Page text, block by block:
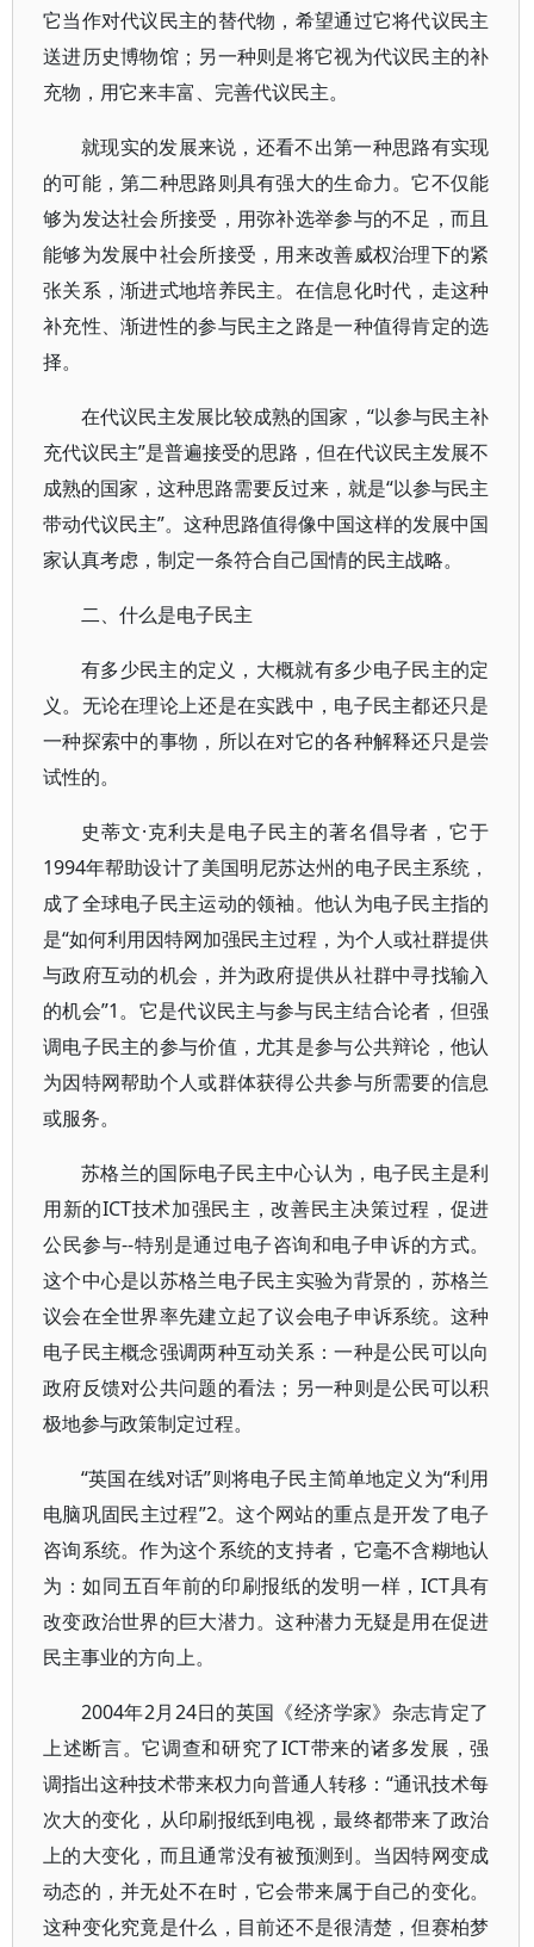
它当作对代议民主的替代物，希望通过它将代议民主
送进历史博物馆；另一种则是将它视为代议民主的补
充物，用它来丰富、完善代议民主。
就现实的发展来说，还看不出第一种思路有实现
的可能，第二种思路则具有强大的生命力。它不仅能
够为发达社会所接受，用弥补选举参与的不足，而且
能够为发展中社会所接受，用来改善威权治理下的紧
张关系，渐进式地培养民主。在信息化时代，走这种
补充性、渐进性的参与民主之路是一种值得肯定的选
择。
在代议民主发展比较成熟的国家，“以参与民主补
充代议民主”是普遍接受的思路，但在代议民主发展不
成熟的国家，这种思路需要反过来，就是“以参与民主
带动代议民主”。这种思路值得像中国这样的发展中国
家认真考虑，制定一条符合自己国情的民主战略。
二、什么是电子民主
有多少民主的定义，大概就有多少电子民主的定
义。无论在理论上还是在实践中，电子民主都还只是
一种探索中的事物，所以在对它的各种解释还只是尝
试性的。
史蒂文·克利夫是电子民主的著名倡导者，它于
1994年帮助设计了美国明尼苏达州的电子民主系统，
成了全球电子民主运动的领袖。他认为电子民主指的
是“如何利用因特网加强民主过程，为个人或社群提供
与政府互动的机会，并为政府提供从社群中寻找输入
的机会”1。它是代议民主与参与民主结合论者，但强
调电子民主的参与价值，尤其是参与公共辩论，他认
为因特网帮助个人或群体获得公共参与所需要的信息
或服务。
苏格兰的国际电子民主中心认为，电子民主是利
用新的ICT技术加强民主，改善民主决策过程，促进
公民参与--特别是通过电子咨询和电子申诉的方式。
这个中心是以苏格兰电子民主实验为背景的，苏格兰
议会在全世界率先建立起了议会电子申诉系统。这种
电子民主概念强调两种互动关系：一种是公民可以向
政府反馈对公共问题的看法；另一种则是公民可以积
极地参与政策制定过程。
“英国在线对话”则将电子民主简单地定义为“利用
电脑巩固民主过程”2。这个网站的重点是开发了电子
咨询系统。作为这个系统的支持者，它毫不含糊地认
为：如同五百年前的印刷报纸的发明一样，ICT具有
改变政治世界的巨大潜力。这种潜力无疑是用在促进
民主事业的方向上。
2004年2月24日的英国《经济学家》杂志肯定了
上述断言。它调查和研究了ICT带来的诸多发展，强
调指出这种技术带来权力向普通人转移：“通讯技术每
次大的变化，从印刷报纸到电视，最终都带来了政治
上的大变化，而且通常没有被预测到。当因特网变成
动态的，并无处不在时，它会带来属于自己的变化。
这种变化究竟是什么，目前还不是很清楚，但赛柏梦